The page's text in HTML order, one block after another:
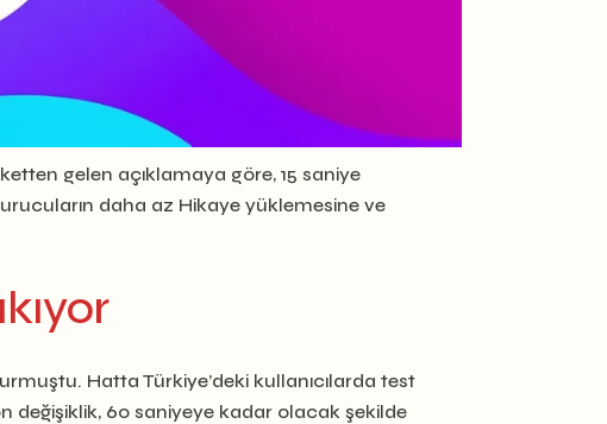
gelen açıklamaya göre, 15 saniye
daha az Hikaye yüklemesine ve
Hatta Türkiye’deki kullanıcılarda test
değişiklik, 60 saniyeye kadar olacak şekilde